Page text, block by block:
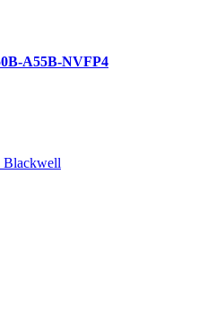
A55B-NVFP4
Blackwell